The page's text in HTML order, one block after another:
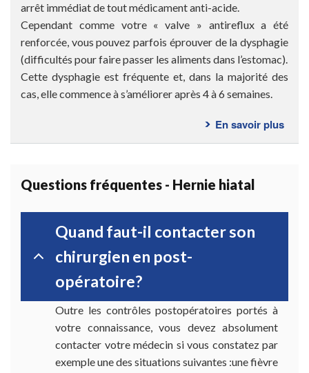
par
voie
arrêt immédiat de tout médicament anti-acide.
Cependant comme votre « valve » antireflux a été
renforcée, vous pouvez parfois éprouver de la dysphagie
(difficultés pour faire passer les aliments dans l’estomac).
Cette dysphagie est fréquente et, dans la majorité des
cas, elle commence à s’améliorer après 4 à 6 semaines.
En savoir plussur
Questions fréquentes - Hernie hiatal
Quand faut-il contacter son
chirurgien en post-
opératoire?
Outre les contrôles postopératoires portés à
votre connaissance, vous devez absolument
contacter votre médecin si vous constatez par
exemple une des situations suivantes :une fièvre